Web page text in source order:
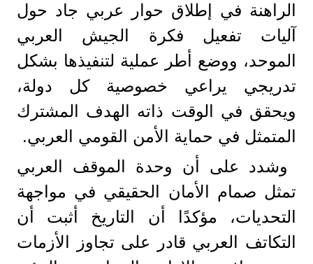
الراهنة في إطلاق حوار عربي جاد حول
آليات تفعيل فكرة الجيش العربي
الموحد، ووضع أطر عملية لتنفيذها بشكل
تدريجي يراعي خصوصية كل دولة،
ويحقق في الوقت ذاته الهدف المشترك
المتمثل في حماية الأمن القومي العربي.
وشدد على أن وحدة الموقف العربي
تمثل صمام الأمان الحقيقي في مواجهة
التحديات، مؤكدًا أن التاريخ أثبت أن
التكاتف العربي قادر على تجاوز الأزمات